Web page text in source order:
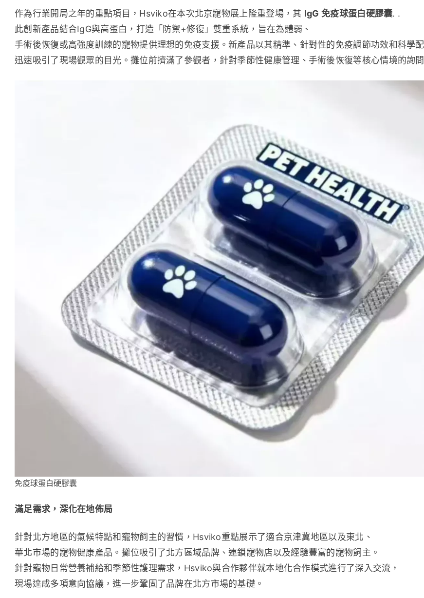
作為行業開局之年的重點項目，Hsviko在本次北京寵物展上隆重登場，其 IgG 免疫球蛋白硬膠囊. .
此創新產品結合IgG與高蛋白，打造「防禦+修復」雙重系統，旨在為體弱、
手術後恢復或高強度訓練的寵物提供理想的免疫支援。新產品以其精準、針對性的免疫調節功效和科學配
迅速吸引了現場觀眾的目光。攤位前擠滿了參觀者，針對季節性健康管理、手術後恢復等核心情境的詢
免疫球蛋白硬膠囊
滿足需求，深化在地佈局
針對北方地區的氣候特點和寵物飼主的習慣，Hsviko重點展示了適合京津冀地區以及東北、
華北市場的寵物健康產品。攤位吸引了北方區域品牌、連鎖寵物店以及經驗豐富的寵物飼主。
針對寵物日常營養補給和季節性護理需求，Hsviko與合作夥伴就本地化合作模式進行了深入交流，
現場達成多項意向協議，進一步鞏固了品牌在北方市場的基礎。